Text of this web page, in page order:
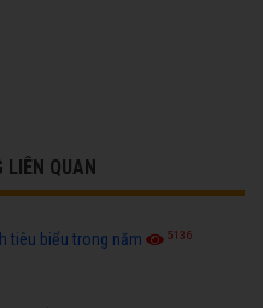
LIÊN QUAN
tiêu biểu trong năm 5136